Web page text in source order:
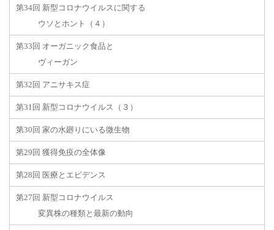
第34回 新型コロナウイルスに関する
ウソとホント（４）
第33回 オーガニック食品と
ヴィーガン
第32回 アニサキス症
第31回 新型コロナウイルス（３）
第30回 家の水廻りにいる微生物
第29回 獲得免疫の全体像
第28回 医療とエビデンス
第27回 新型コロナウイルス
変異株の種類と最新の動向